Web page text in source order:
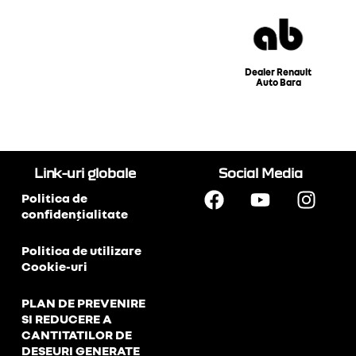
Dealer Renault
Auto Bara
Link-uri globale
Politica de
confidențialitate
Politica de utilizare
Cookie-uri
PLAN DE PREVENIRE
SI REDUCERE A
CANTITATILOR DE
DESEURI GENERATE
Social Media